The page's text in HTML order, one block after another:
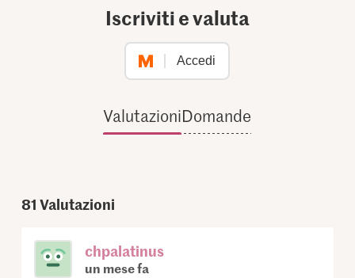
Iscriviti e valuta
Accedi
ValutazioniDomande
81 Valutazioni
chpalatinus
un mese fa